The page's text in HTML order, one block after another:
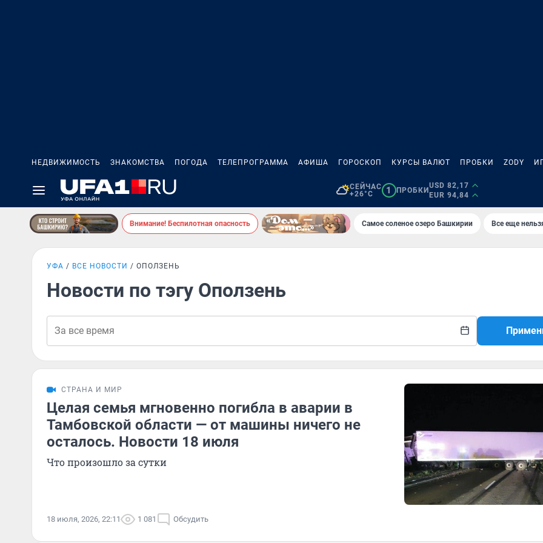
НЕДВИЖИМОСТЬ ЗНАКОМСТВА ПОГОДА ТЕЛЕПРОГРАММА АФИША ГОРОСКОП КУРСЫ ВАЛЮТ ПРОБКИ ZODY
СЕЙЧАС
+26°C
1 ПРОБКИ
USD 82,17
EUR 94,84
Внимание! Беспилотная опасность Самое соленое озеро Башкирии Все еще
УФА ВСЕ НОВОСТИ ОПОЛЗЕНЬ
Новости по тэгу Оползень
СТРАНА И МИР
Целая семья мгновенно погибла в аварии в
Тамбовской области — от машины ничего не
осталось. Новости 18 июля
Что произошло за сутки
18 июля, 2026, 22:11 1 081 Обсудить